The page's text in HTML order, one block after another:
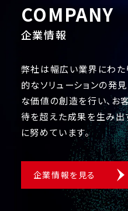
COMPANY
企業情報
弊社は幅広い業界にわた
的なソリューションの発
な価値の創造を行い、お
待を超えた成果を生み出
に努めています。
企業情報を見る